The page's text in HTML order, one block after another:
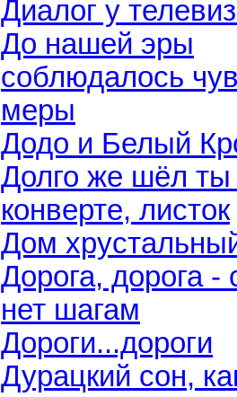
Диалог у
До нашей эры
соблюдалось
меры
Додо и Белый
Долго же шёл ты
конверте, листок
Дом
Дорога, дорога -
нет шагам
Дороги...дороги
Дурацкий сон,